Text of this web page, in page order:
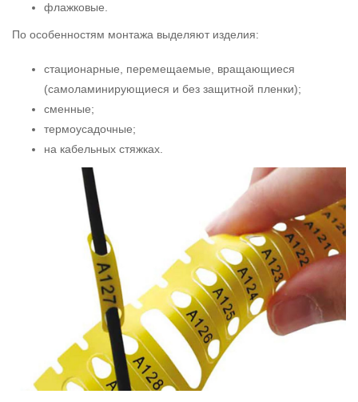
флажковые.
По особенностям монтажа выделяют изделия:
стационарные, перемещаемые, вращающиеся
(самоламинирующиеся и без защитной пленки);
сменные;
термоусадочные;
на кабельных стяжках.